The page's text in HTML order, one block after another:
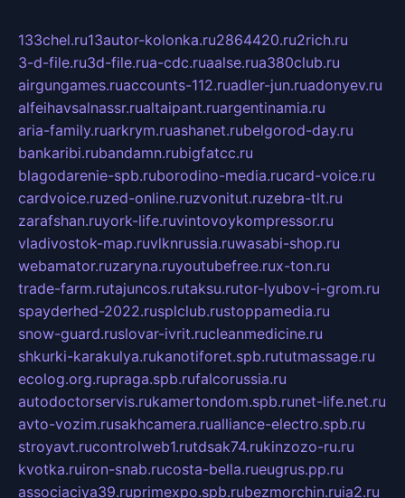
133chel.ru13autor-kolonka.ru2864420.ru2rich.ru
3-d-file.ru3d-file.rua-cdc.ruaalse.rua380club.ru
airgungames.ruaccounts-112.ruadler-jun.ruadonyev.ru
alfeihavsalnassr.rualtaipant.ruargentinamia.ru
aria-family.ruarkrym.ruashanet.rubelgorod-day.ru
bankaribi.rubandamn.rubigfatcc.ru
blagodarenie-spb.ruborodino-media.rucard-voice.ru
cardvoice.ruzed-online.ruzvonitut.ruzebra-tlt.ru
zarafshan.ruyork-life.ruvintovoykompressor.ru
vladivostok-map.ruvlknrussia.ruwasabi-shop.ru
webamator.ruzaryna.ruyoutubefree.rux-ton.ru
trade-farm.rutajuncos.rutaksu.rutor-lyubov-i-grom.ru
spayderhed-2022.rusplclub.rustoppamedia.ru
snow-guard.ruslovar-ivrit.rucleanmedicine.ru
shkurki-karakulya.rukanotiforet.spb.rututmassage.ru
ecolog.org.rupraga.spb.rufalcorussia.ru
autodoctorservis.rukamertondom.spb.runet-life.net.ru
avto-vozim.rusakhcamera.rualliance-electro.spb.ru
stroyavt.rucontrolweb1.rutdsak74.rukinzozo-ru.ru
kvotka.ruiron-snab.rucosta-bella.rueugrus.pp.ru
associaciya39.ruprimexpo.spb.rubezmorchin.ruia2.ru